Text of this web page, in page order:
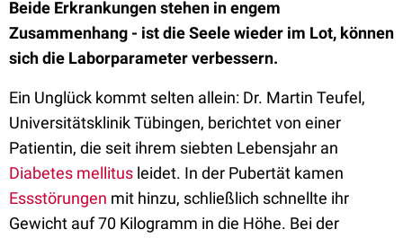
Beide Erkrankungen stehen in engem
Zusammenhang - ist die Seele wieder im Lot, können
sich die Laborparameter verbessern.
Ein Unglück kommt selten allein: Dr. Martin Teufel,
Universitätsklinik Tübingen, berichtet von einer
Patientin, die seit ihrem siebten Lebensjahr an
Diabetes mellitus leidet. In der Pubertät kamen
Essstörungen mit hinzu, schließlich schnellte ihr
Gewicht auf 70 Kilogramm in die Höhe. Bei der